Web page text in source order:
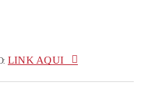
LINK AQUI